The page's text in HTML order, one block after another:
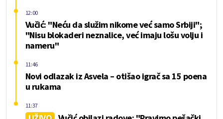
Vučić: "Neću da služim nikome već samo Srbiji";
"Nisu blokaderi neznalice, već imaju lošu volju i
nameru"
12:00
Novi odlazak iz Asvela – otišao igrač sa 15 poena
u rukama
11:46
11:37